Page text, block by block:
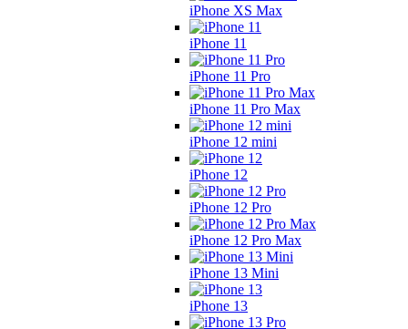
iPhone XS Max
iPhone 11
iPhone 11 Pro
iPhone 11 Pro Max
iPhone 12 mini
iPhone 12
iPhone 12 Pro
iPhone 12 Pro Max
iPhone 13 Mini
iPhone 13